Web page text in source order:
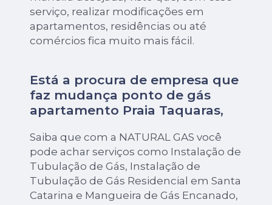
serviço, realizar modificações em
apartamentos, residências ou até
comércios fica muito mais fácil.
Está a procura de empresa que
faz mudança ponto de gás
apartamento Praia Taquaras,
Saiba que com a NATURAL GAS você
pode achar serviços como Instalação de
Tubulação de Gás, Instalação de
Tubulação de Gás Residencial em Santa
Catarina e Mangueira de Gás Encanado,